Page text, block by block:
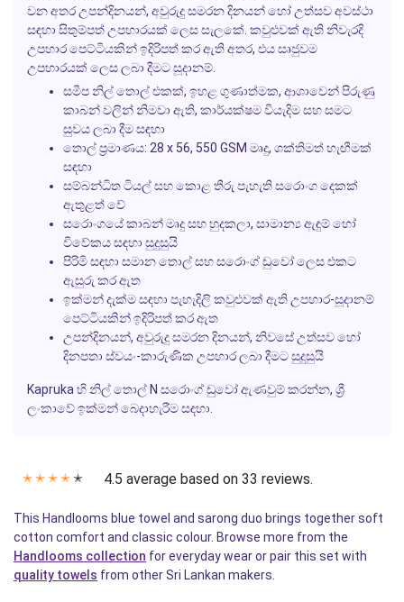
වන අතර උපන්දිනයන්, අවුරුදු සමරන දිනයන් හෝ උත්සව අවස්ථා
සඳහා සිතුම්පත් උපහාරයක් ලෙස සැලකේ. කවුළුවක් ඇති නිවැරදි
උපහාර පෙට්ටියකින් ඉදිරිපත් කර ඇති අතර, එය සෘජුවම
උපහාරයක් ලෙස ලබා දීමට සූදානම්.
සමීප නිල් තොල් එකක්, ඉහළ ගුණාත්මක, ආශාවෙන් පිරුණු
කාබන් වලින් නිමවා ඇති, කාර්යක්ෂම වියැදිම සහ සමට
සුවය ලබා දීම සඳහා
තොල් ප්‍රමාණය: 28 x 56, 550 GSM මෘදු, ශක්තිමත් හැඟීමක්
සඳහා
සම්බන්ධිත ටියල් සහ කොළ තීරු පැහැති සරොංග දෙකක්
ඇතුළත් වේ
සරොංගයේ කාබන් මෘදු සහ හුදකලා, සාමාන්‍ය ඇඳුම් හෝ
විවේකය සඳහා සුදුසුයි
පිරිමි සඳහා සමාන තොල් සහ සරොංග් ඩුවෝ ලෙස එකට
ඇසුරු කර ඇත
ඉක්මන් දැක්ම සඳහා පැහැදිලි කවුළුවක් ඇති උපහාර-සූදානම්
පෙට්ටියකින් ඉදිරිපත් කර ඇත
උපන්දිනයන්, අවුරුදු සමරන දිනයන්, නිවසේ උත්සව හෝ
දිනපතා ස්වයං-කාරුණික උපහාර ලබා දීමට සුදුසුයි
Kapruka හි නිල් තොල් N සරොංග් ඩුවෝ ඇණවුම් කරන්න, ශ්‍රී
ලංකාවේ ඉක්මන් බෙදාහැරීම සඳහා.
✭ ✭ ✭ ✭ ✭ 4.5 average based on 33 reviews.
This Handlooms blue towel and sarong duo brings together soft
cotton comfort and classic colour. Browse more from the
Handlooms collection for everyday wear or pair this set with
quality towels from other Sri Lankan makers.